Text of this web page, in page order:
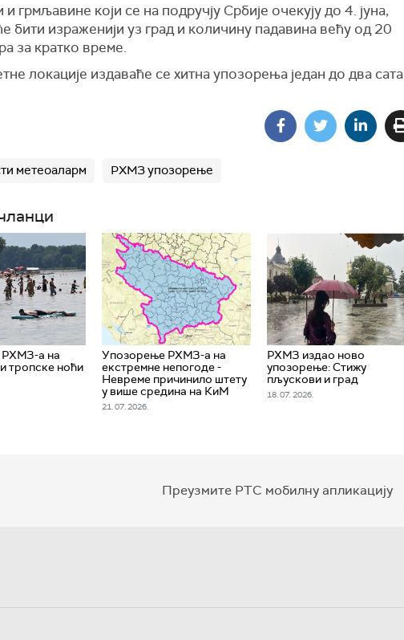
грмљавине који се на подручју Србије очекују до 4. јуна,
бити израженији уз град и количину падавина већу од 20
за кратко време.
локације издаваће се хитна упозорења један до два сата
метеоаларм РХМЗ упозорење
а на
тропске ноћи
Упозорење РХМЗ-а на
екстремне непогоде -
Невреме причинило штету
у више средина на КиМ
21. 07. 2026.
РХМЗ издао ново
упозорење: Стижу
пљускови и град
18. 07. 2026.
Преузмите РТС мобилну апликацију